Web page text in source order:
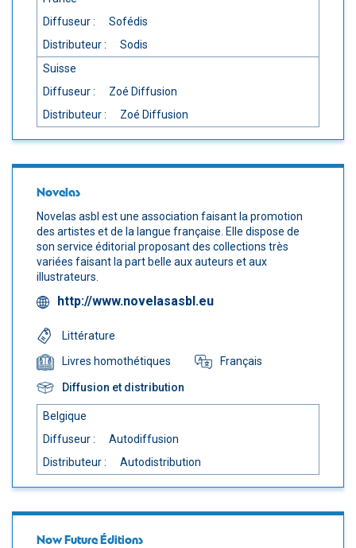
Diffuseur :
Sofédis
Distributeur :
Sodis
Suisse
Diffuseur :
Zoé Diffusion
Distributeur :
Zoé Diffusion
Novelas
Novelas asbl est une association faisant la promotion
des artistes et de la langue française. Elle dispose de
son service éditorial proposant des collections très
variées faisant la part belle aux auteurs et aux
illustrateurs.
http://www.novelasasbl.eu
Littérature
Livres homothétiques
Français
Diffusion et distribution
Belgique
Diffuseur :
Autodiffusion
Distributeur :
Autodistribution
Now Future Éditions